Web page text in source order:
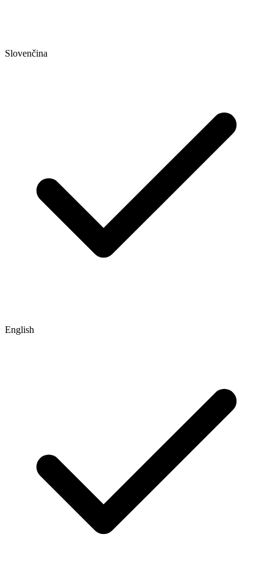
Slovenčina
English